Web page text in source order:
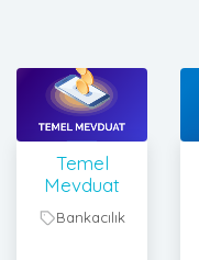
Temel
Mevduat
Bankacılık